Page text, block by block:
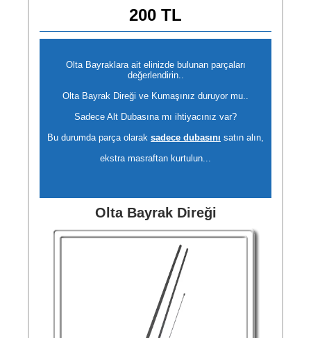
200 TL
Olta Bayraklara ait elinizde bulunan parçaları
değerlendirin..
Olta Bayrak Direği ve Kumaşınız duruyor mu..
Sadece Alt Dubasına mı ihtiyacınız var?
Bu durumda parça olarak sadece dubasını satın alın,
ekstra masraftan kurtulun...
Olta Bayrak Direği